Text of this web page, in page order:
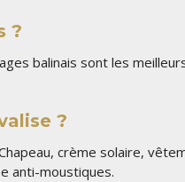
?
balinais sont les
?
crème solaire,
anti-moustiques.